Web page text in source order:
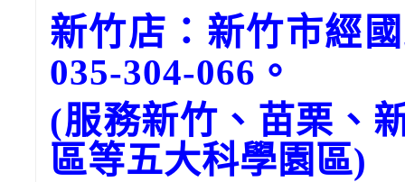
新竹店：新竹市經
035-304-066。
(服務新竹、苗栗、
區等五大科學園區)